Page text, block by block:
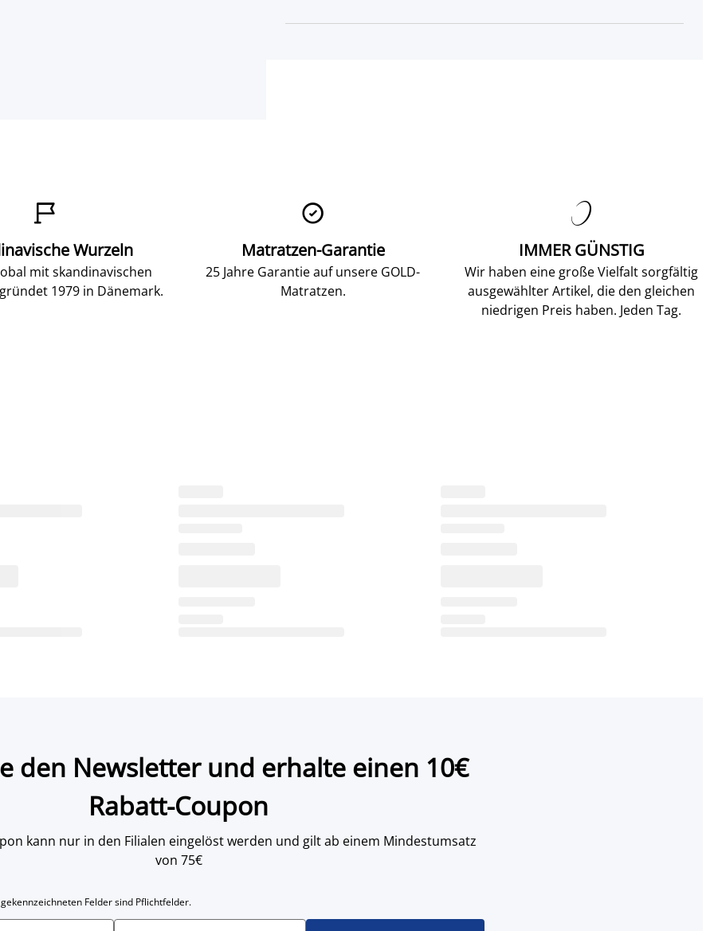

Wurzeln
mit skandinavischen
1979 in Dänemark.

Matratzen-Garantie
25 Jahre Garantie auf unsere GOLD-
Matratzen.

IMMER GÜNSTIG
Wir haben eine große Vielfalt sorgfältig
ausgewählter Artikel, die den gleichen
niedrigen Preis haben. Jeden Tag.
den Newsletter und erhalte einen 10€
Rabatt-Coupon
kann nur in den Filialen eingelöst werden und gilt ab einem Mindestumsatz
von 75€
Felder sind Pflichtfelder.